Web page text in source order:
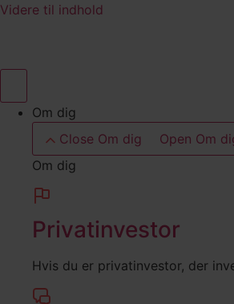
Videre til indhold
Om dig
Close Om dig
Open Om
Om dig
Privatinvestor
Hvis du er privatinvestor, der